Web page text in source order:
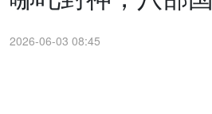
2026-06-03 08:45